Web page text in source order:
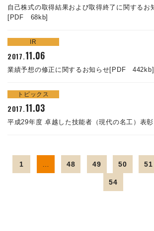
自己株式の取得結果および取得終了に関するお
[PDF 68kb]
IR
2017.11.06
業績予想の修正に関するお知らせ[PDF 442kb]
トピックス
2017.11.03
平成29年度 卓越した技能者（現代の名工）表
1 48 49 50 51
54